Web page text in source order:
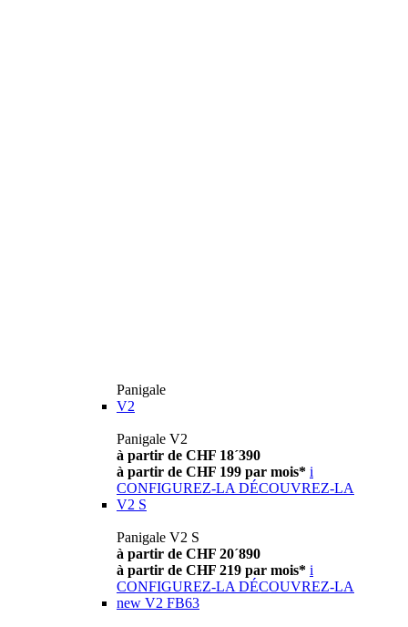
Panigale
V2
Panigale V2
à partir de CHF 18´390
à partir de CHF 199 par mois* i
CONFIGUREZ-LA DÉCOUVREZ-LA
V2 S
Panigale V2 S
à partir de CHF 20´890
à partir de CHF 219 par mois* i
CONFIGUREZ-LA DÉCOUVREZ-LA
new V2 FB63